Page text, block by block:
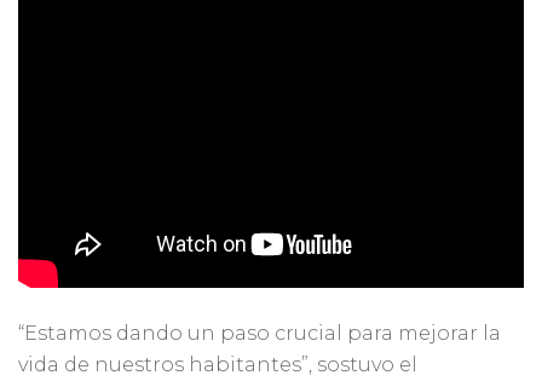
“Estamos dando un paso crucial para mejorar la
vida de nuestros habitantes”, sostuvo el